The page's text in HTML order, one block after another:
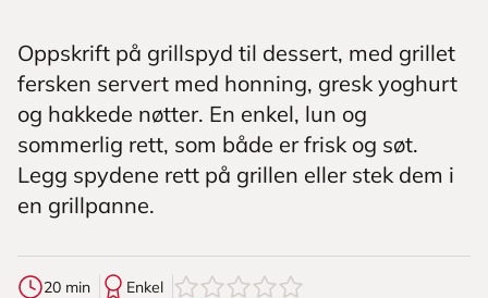
Oppskrift på grillspyd til dessert, med grillet
fersken servert med honning, gresk yoghurt
og hakkede nøtter. En enkel, lun og
sommerlig rett, som både er frisk og søt.
Legg spydene rett på grillen eller stek dem i
en grillpanne.
20 min Enkel 0av5stjerner